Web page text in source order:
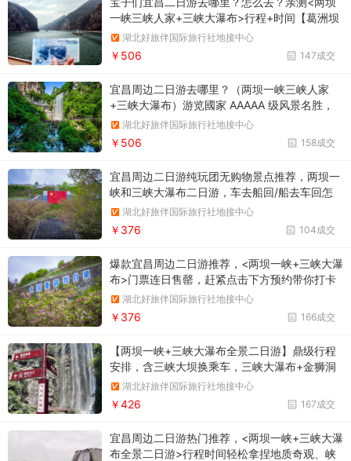
一峡三峡人家+三峡大瀑布>行程+时间【葛洲坝
船闸、西陵峡、三峡人家、三峡大瀑布】人文景
观，自然景观和人类工程的崛起
湖北好旅伴国际旅行社地接中心
147成交
￥506
宜昌周边二日游去哪里？（两坝一峡三峡人家
+三峡大瀑布）游览國家 AAAAA 级风景名胜，
感叹大自然的力量与温柔，体验峡江巴蜀风土人
情
湖北好旅伴国际旅行社地接中心
158成交
￥506
宜昌周边二日游纯玩团无购物景点推荐，两坝一
峡和三峡大瀑布二日游，车去船回/船去车回怎
么选西陵峡>葛洲坝船闸>三峡大坝>三峡大瀑
布，短途首选超多景点，超划算
湖北好旅伴国际旅行社地接中心
104成交
￥376
爆款宜昌周边二日游推荐，<两坝一峡+三峡大瀑
布>门票连日售罄，赶紧点击下方预约带你打卡
水降船落/水涨船高，三峡大坝，西陵美景，瀑
布奇潭
湖北好旅伴国际旅行社地接中心
166成交
￥376
【两坝一峡+三峡大瀑布全景二日游】鼎级行程
安排，含三峡大坝换乘车，三峡大瀑布+金狮洞
+情人泉套票看国之重器，品峡谷奇潭，激情穿
越高102米，宽80米的瀑布，一路尖叫一路心
湖北好旅伴国际旅行社地接中心
167成交
￥426
宜昌周边二日游热门推荐，<两坝一峡+三峡大瀑
布全景二日游>行程时间轻松拿捏地质奇观、峡